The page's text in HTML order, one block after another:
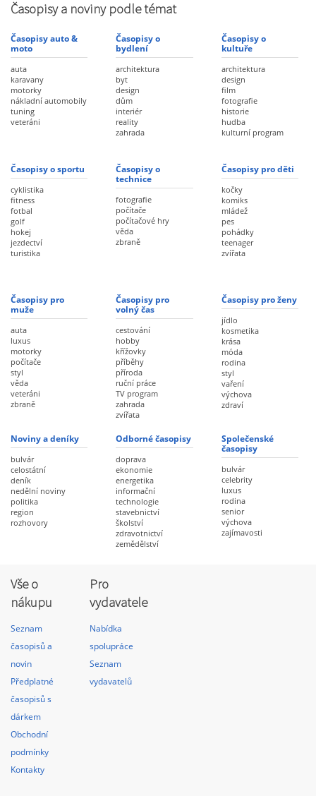
Časopisy a noviny podle témat
Časopisy auto &
moto
auta
karavany
motorky
nákladní automobily
tuning
veteráni
Časopisy o
bydlení
architektura
byt
design
dům
interiér
reality
zahrada
Časopisy o
kultuře
architektura
design
film
fotografie
historie
hudba
kulturní program
Časopisy o sportu
cyklistika
fitness
fotbal
golf
hokej
jezdectví
turistika
Časopisy o
technice
fotografie
počítače
počítačové hry
věda
zbraně
Časopisy pro děti
kočky
komiks
mládež
pes
pohádky
teenager
zvířata
Časopisy pro
muže
auta
luxus
motorky
počítače
styl
věda
veteráni
zbraně
Časopisy pro
volný čas
cestování
hobby
křížovky
příběhy
příroda
ruční práce
TV program
zahrada
zvířata
Časopisy pro ženy
jídlo
kosmetika
krása
móda
rodina
styl
vaření
výchova
zdraví
Noviny a deníky
bulvár
celostátní
deník
nedělní noviny
politika
region
rozhovory
Odborné časopisy
doprava
ekonomie
energetika
informační
technologie
stavebnictví
školství
zdravotnictví
zemědělství
Společenské
časopisy
bulvár
celebrity
luxus
rodina
senior
výchova
zajímavosti
Vše o
nákupu
Seznam
časopisů a
novin
Předplatné
časopisů s
dárkem
Obchodní
podmínky
Kontakty
Pro
vydavatele
Nabídka
spolupráce
Seznam
vydavatelů